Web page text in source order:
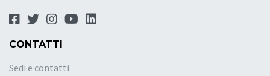
CONTATTI
Sedi e contatti